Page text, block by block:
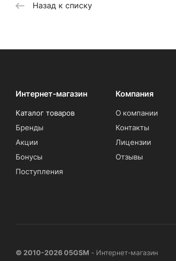
Назад к списку
Интернет-магазин
Каталог товаров
Бренды
Акции
Бонусы
Поступления
Компания
О компании
Контакты
Лицензии
Отзывы
© 2010-2026 05GSM - Интернет-магазин